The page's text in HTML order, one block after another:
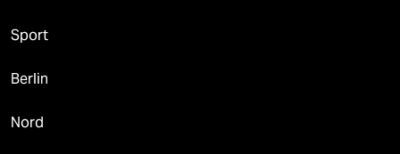
Sport
Berlin
Nord